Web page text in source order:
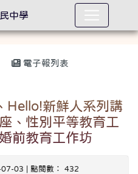
電子報列表
Hello!新鮮人系列講
、性別平等教育工
前教育工作坊
03 | 點閱數： 432
中學